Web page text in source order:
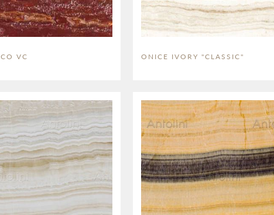
VC ONICE IVORY "CLASSIC"